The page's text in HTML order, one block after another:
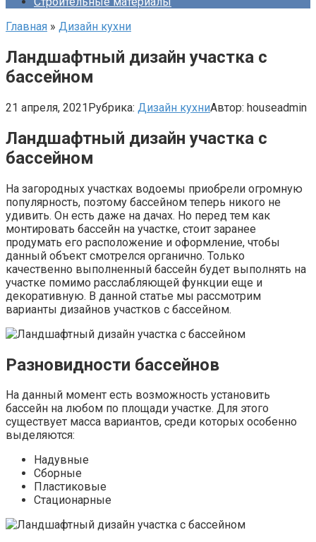
Главная » Дизайн кухни
Ландшафтный дизайн участка с
бассейном
21 апреля, 2021Рубрика: Дизайн кухниАвтор: houseadmin
Ландшафтный дизайн участка с
бассейном
На загородных участках водоемы приобрели огромную
популярность, поэтому бассейном теперь никого не
удивить. Он есть даже на дачах. Но перед тем как
монтировать бассейн на участке, стоит заранее
продумать его расположение и оформление, чтобы
данный объект смотрелся органично. Только
качественно выполненный бассейн будет выполнять на
участке помимо расслабляющей функции еще и
декоративную. В данной статье мы рассмотрим
варианты дизайнов участков с бассейном.
Разновидности бассейнов
На данный момент есть возможность установить
бассейн на любом по площади участке. Для этого
существует масса вариантов, среди которых особенно
выделяются:
Надувные
Сборные
Пластиковые
Стационарные